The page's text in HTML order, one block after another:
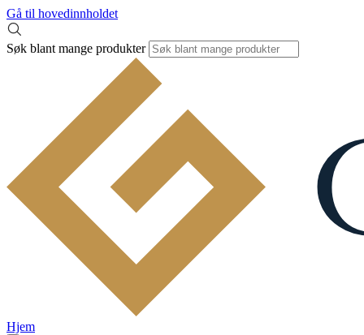
Gå til hovedinnholdet
Søk blant mange produkter
Hjem